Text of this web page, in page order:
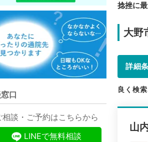
口
相談・ご予約はこちらから
LINEで無料相談
捻挫に
大野
詳細
良く検
山